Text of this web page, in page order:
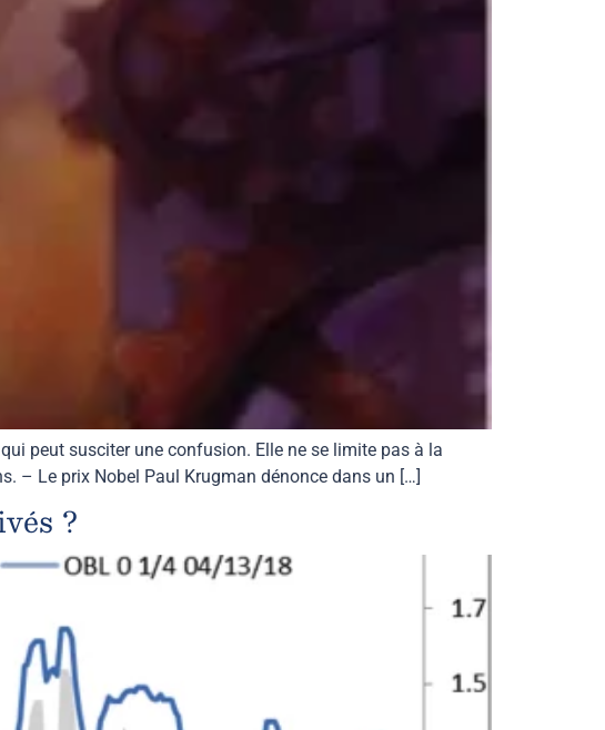
peut susciter une confusion. Elle ne se limite pas à la
– Le prix Nobel Paul Krugman dénonce dans un […]
?